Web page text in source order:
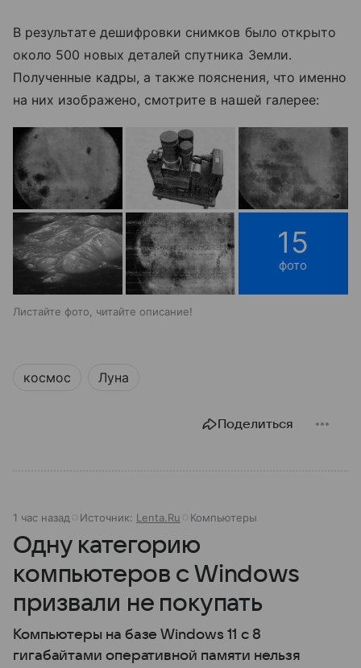
В результате дешифровки снимков было открыто
около 500 новых деталей спутника Земли.
Полученные кадры, а также пояснения, что именно
на них изображено, смотрите в нашей галерее:
15
фото
Листайте фото, читайте описание!
космос Луна
Поделиться
1 час назад Источник: Lenta.Ru Компьютеры
Одну категорию
компьютеров с Windows
призвали не покупать
Компьютеры на базе Windows 11 c 8
гигабайтами оперативной памяти нельзя